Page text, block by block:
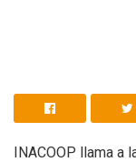
INACOOP llama a